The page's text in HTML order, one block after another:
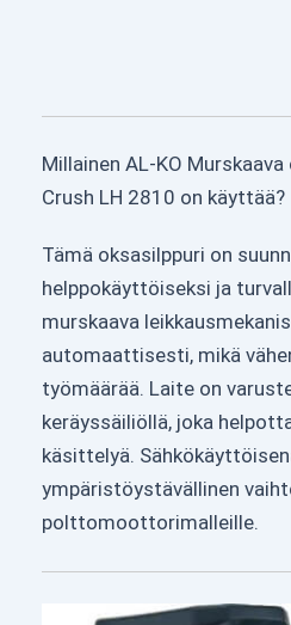
Millainen AL-KO
Crush LH 2810 on käyttää?
Tämä oksasilppuri on
helppokäyttöiseksi ja
murskaava
automaattisesti, mikä
työmäärää. Laite on
keräyssäiliöllä, joka
käsittelyä.
ympäristöystävällinen
polttomoottorimalleille.